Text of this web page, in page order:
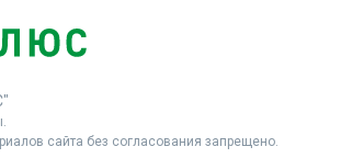
сайта без согласования запрещено.